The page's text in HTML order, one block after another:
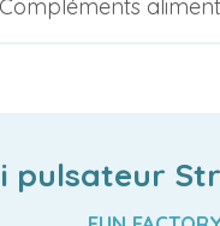
Compléments
pulsateur